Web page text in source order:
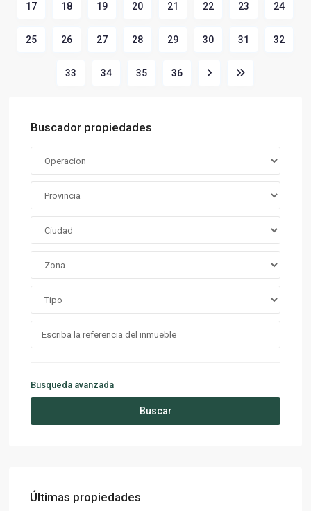
17 18 19 20 21 22 23 24
25 26 27 28 29 30 31 32
33 34 35 36
Buscador propiedades
Busqueda avanzada
Buscar
Últimas propiedades